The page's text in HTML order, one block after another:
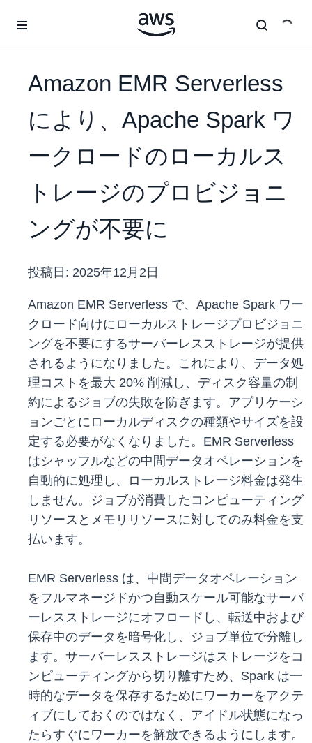
Amazon EMR Serverless
により、Apache Spark ワ
ークロードのローカルス
トレージのプロビジョニ
ングが不要に
投稿日: 2025年12月2日
Amazon EMR Serverless で、Apache Spark ワー
クロード向けにローカルストレージプロビジョニ
ングを不要にするサーバーレスストレージが提供
されるようになりました。これにより、データ処
理コストを最大 20% 削減し、ディスク容量の制
約によるジョブの失敗を防ぎます。アプリケーシ
ョンごとにローカルディスクの種類やサイズを設
定する必要がなくなりました。EMR Serverless
はシャッフルなどの中間データオペレーションを
自動的に処理し、ローカルストレージ料金は発生
しません。ジョブが消費したコンピューティング
リソースとメモリリソースに対してのみ料金を支
払います。
EMR Serverless は、中間データオペレーション
をフルマネージドかつ自動スケール可能なサーバ
ーレスストレージにオフロードし、転送中および
保存中のデータを暗号化し、ジョブ単位で分離し
ます。サーバーレスストレージはストレージをコ
ンピューティングから切り離すため、Spark は一
時的なデータを保存するためにワーカーをアクテ
ィブにしておくのではなく、アイドル状態になっ
たらすぐにワーカーを解放できるようにします。